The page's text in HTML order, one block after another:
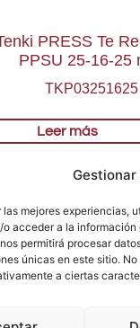
las mejores experiencias,
o acceder a la
permitirá procesar
únicas en este sitio.
a ciertas
PRESS Te
PPSU 25-16-25
TKP03251625
Leer más
Política de
Política de Cookies